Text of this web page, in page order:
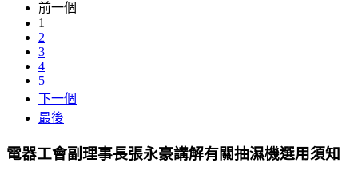
前一個
1
2
3
4
5
下一個
最後
電器工會副理事長張永豪講解有關抽濕機選用須知